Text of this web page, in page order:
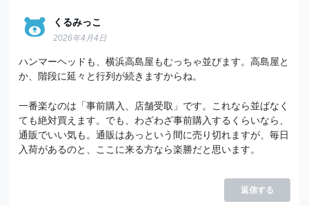
くるみっこ
2026年4月4日
ハンマーヘッドも、横浜高島屋もむっちゃ並びます。高島屋と
か、階段に延々と行列が続きますからね。
一番楽なのは「事前購入、店舗受取」です。これなら並ばなく
ても絶対買えます。でも、わざわざ事前購入するくらいなら、
通販でいい気も。通販はあっという間に売り切れますが、毎日
入荷があるのと、ここに来る方なら楽勝だと思います。
返信する